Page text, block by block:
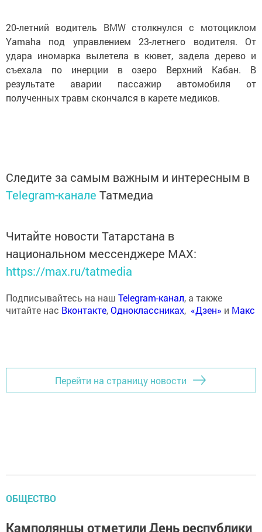
20-летний водитель BMW столкнулся с мотоциклом
Yamaha под управлением 23-летнего водителя. От
удара иномарка вылетела в кювет, задела дерево и
съехала по инерции в озеро Верхний Кабан. В
результате аварии пассажир автомобиля от
полученных травм скончался в карете медиков.
Следите за самым важным и интересным в
Telegram-канале Татмедиа
Читайте новости Татарстана в
национальном мессенджере MАХ:
https://max.ru/tatmedia
Подписывайтесь на наш Telegram-канал, а также
читайте нас Вконтакте,Одноклассниках, «Дзен» и Макс
Перейти на страницу новости
ОБЩЕСТВО
Камполянцы отметили День республики